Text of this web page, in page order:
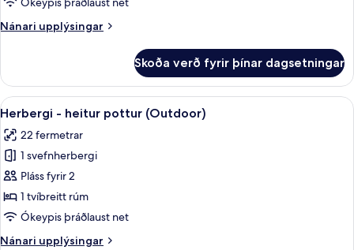
-Nánari upplýsingar
Nánari
herbergi
með
tvíbreiðu
borgarsýn
Skoða verð fyrir þínar dagsetningar
Skoða
allar
myndir
fyrir
Herbergi
-
heitur
Herbergi - heitur pottur (Outdoor) |
13
Herbergi - heitur pottur (Outdoor)
22 fermetrar
1 svefnherbergi
Pláss fyrir 2
1 tvíbreitt rúm
Ókeypis þráðlaust net
Nánari upplýsingar
Nánari